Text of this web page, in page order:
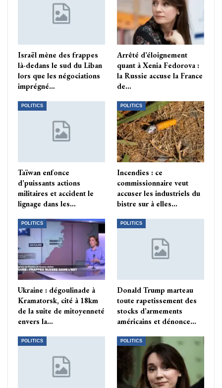
Israël mène des frappes
là-dedans le sud du Liban
lors que les négociations
imprégné…
Arrêté d’éloignement
quant à Xenia Fedorova :
la Russie accuse la France
de…
POLITICS
Taïwan enfonce
d’puissants actions
militaires et accident le
lignage dans les…
POLITICS
Incendies : ce
commissionnaire veut
accuser les industriels du
bistre sur à elles…
POLITICS
Ukraine : dégoulinade à
Kramatorsk, cité à 18km
de la suite de mitoyenneté
envers la…
POLITICS
Donald Trump marteau
toute rapetissement des
stocks d’armements
américains et dénonce…
POLITICS POLITICS